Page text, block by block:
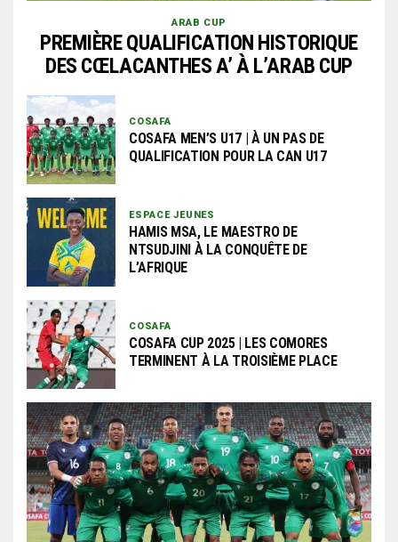
ARAB CUP
PREMIÈRE QUALIFICATION HISTORIQUE
DES CŒLACANTHES A’ À L’ARAB CUP
COSAFA
COSAFA MEN’S U17 | À UN PAS DE
QUALIFICATION POUR LA CAN U17
ESPACE JEUNES
HAMIS MSA, LE MAESTRO DE
NTSUDJINI À LA CONQUÊTE DE
L’AFRIQUE
COSAFA
COSAFA CUP 2025 | LES COMORES
TERMINENT À LA TROISIÈME PLACE